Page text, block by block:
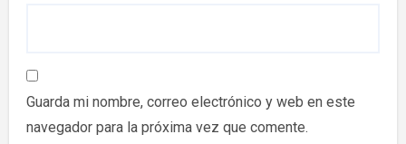
Guarda mi nombre, correo electrónico y web en este
navegador para la próxima vez que comente.